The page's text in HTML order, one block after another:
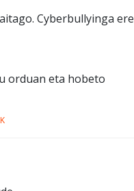
Cyberbullyinga ere
orduan eta hobeto